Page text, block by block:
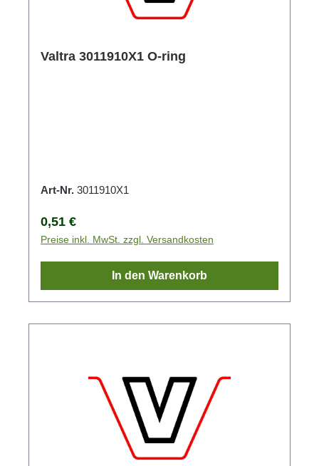
Valtra 3011910X1 O-ring
Art-Nr. 3011910X1
Regulärer Preis:
0,51 €
Preise inkl. MwSt. zzgl. Versandkosten
In den Warenkorb